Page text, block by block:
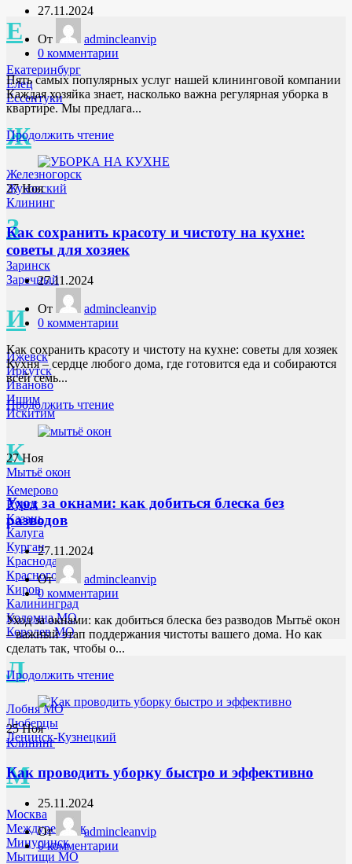
Е
Екатеринбург
Елец
Ессентуки
Ж
Железногорск
Жуковский
З
Заринск
Заречный
И
Ижевск
Иркутск
Иваново
Ишим
Искитим
К
Кемерово
Курск
Казань
Калуга
Курган
Краснодар
Красногорск
Киров
Калининград
Коломна МО
Королев МО
Л
Лобня МО
Люберцы
Ленинск-Кузнецкий
М
Москва
Междуреченск
Минусинск
Мытищи МО
27.11.2024
От
admincleanvip
0 комментарии
Пять самых популярных услуг нашей клининговой компании
Каждая хозяйка знает, насколько важна регулярная уборка в
квартире. Мы предлага...
Продолжить чтение
27Ноя
Клининг
Как сохранить красоту и чистоту на кухне:
советы для хозяек
27.11.2024
От
admincleanvip
0 комментарии
Как сохранить красоту и чистоту на кухне: советы для хозяек
Кухня – сердце любого дома, где готовится еда и собираются
всей семь...
Продолжить чтение
27Ноя
Мытьё окон
Уход за окнами: как добиться блеска без
разводов
27.11.2024
От
admincleanvip
0 комментарии
Уход за окнами: как добиться блеска без разводов Мытьё окон
– важный этап поддержания чистоты вашего дома. Но как
сделать так, чтобы о...
Продолжить чтение
25Ноя
Клининг
Как проводить уборку быстро и эффективно
25.11.2024
От
admincleanvip
0 комментарии